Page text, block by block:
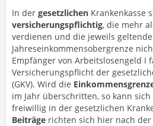
In der gesetzlichen Krankenkasse
versicherungspflichtig, die mehr
verdienen und die jeweils geltende
Jahreseinkommensobergrenze
Empfänger von Arbeitslosengeld I
Versicherungspflicht der
(GKV). Wird die
im Jahr überschritten, so kann
freiwillig in der gesetzlichen
Beiträge richten sich hier nach der